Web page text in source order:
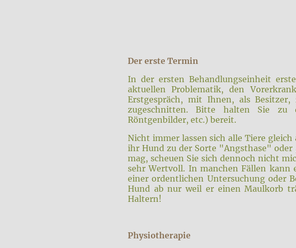
Der erste Termin
In der ersten Behandlungseinheit
aktuellen Problematik, den
Erstgespräch, mit Ihnen, als
zugeschnitten. Bitte halten Sie zu
Röntgenbilder, etc.) bereit.
Nicht immer lassen sich alle Tiere
ihr Hund zu der Sorte "Angsthase" oder
mag, scheuen Sie sich dennoch nicht
sehr Wertvoll. In manchen Fällen
einer ordentlichen Untersuchung oder
Hund ab nur weil er einen Maulkorb
Haltern!
Physiotherapie